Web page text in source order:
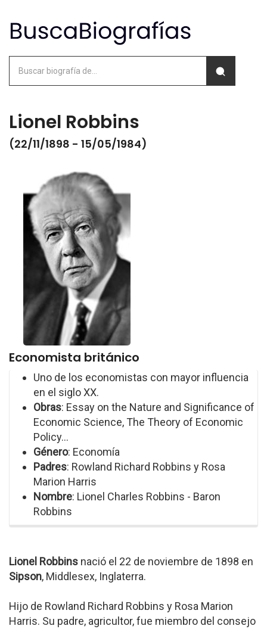
Lionel Robbins
(22/11/1898 - 15/05/1984)
Economista británico
Uno de los economistas con mayor influencia
en el siglo XX.
Obras: Essay on the Nature and Significance of
Economic Science, The Theory of Economic
Policy...
Género: Economía
Padres: Rowland Richard Robbins y Rosa
Marion Harris
Nombre: Lionel Charles Robbins - Baron
Robbins
Lionel Robbins nació el 22 de noviembre de 1898 en
Sipson, Middlesex, Inglaterra.
Hijo de Rowland Richard Robbins y Rosa Marion
Harris. Su padre, agricultor, fue miembro del consejo